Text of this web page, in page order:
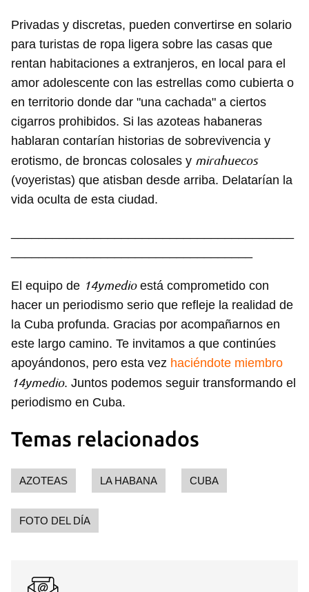
Privadas y discretas, pueden convertirse en solario
para turistas de ropa ligera sobre las casas que
rentan habitaciones a extranjeros, en local para el
amor adolescente con las estrellas como cubierta o
en territorio donde dar "una cachada" a ciertos
cigarros prohibidos. Si las azoteas habaneras
hablaran contarían historias de sobrevivencia y
erotismo, de broncas colosales y mirahuecos
(voyeristas) que atisban desde arriba. Delatarían la
vida oculta de esta ciudad.
El equipo de 14ymedioestá comprometido con
hacer un periodismo serio que refleje la realidad de
la Cuba profunda. Gracias por acompañarnos en
este largo camino. Te invitamos a que continúes
apoyándonos, pero esta vez haciéndote miembro
14ymedio. Juntos podemos seguir transformando el
periodismo en Cuba.
Temas relacionados
AZOTEAS LA HABANA CUBA
FOTO DEL DÍA